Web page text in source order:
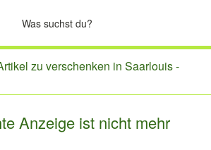
zu verschenken in Saarlouis -
Anzeige ist nicht mehr